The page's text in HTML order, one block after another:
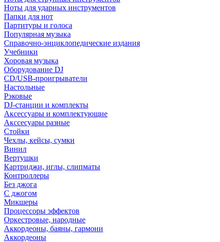
Ноты для ударных инструментов
Папки для нот
Партитуры и голоса
Популярная музыка
Справочно-энциклопедические издания
Учебники
Хоровая музыка
Оборудование DJ
CD/USB-проигрыватели
Настольные
Рэковые
DJ-станции и комплекты
Аксессуары и комплектующие
Акссесуары разные
Стойки
Чехлы, кейсы, сумки
Винил
Вертушки
Картриджи, иглы, слипматы
Контроллеры
Без джога
С джогом
Микшеры
Процессоры эффектов
Оркестровые, народные
Аккордеоны, баяны, гармони
Аккордеоны